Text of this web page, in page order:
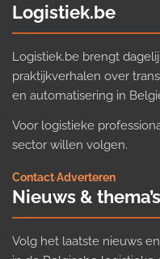
Logistiek.be
Logistiek.be brengt
praktijkverhalen over
en automatisering in
Voor logistieke
sector willen volgen.
Contact·Adverteren
Nieuws & thema’s
Volg het laatste nieuws